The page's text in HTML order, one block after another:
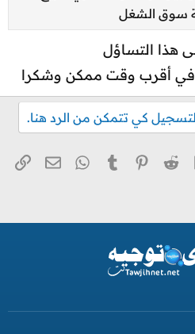
هذا التساؤل
في أقرب وقت ممكن وشكرا
كي تتمكن من الرد هنا.
LinkedIn
Reddit
Pinterest
Tumblr
WhatsApp
البريد